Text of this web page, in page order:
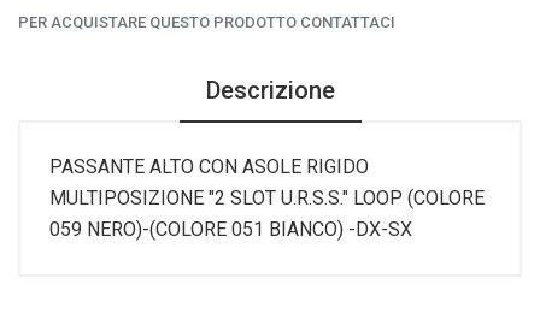
PER ACQUISTARE QUESTO PRODOTTO CONTATTACI
Descrizione
PASSANTE ALTO CON ASOLE RIGIDO
MULTIPOSIZIONE "2 SLOT U.R.S.S." LOOP (COLORE
059 NERO)-(COLORE 051 BIANCO) -DX-SX